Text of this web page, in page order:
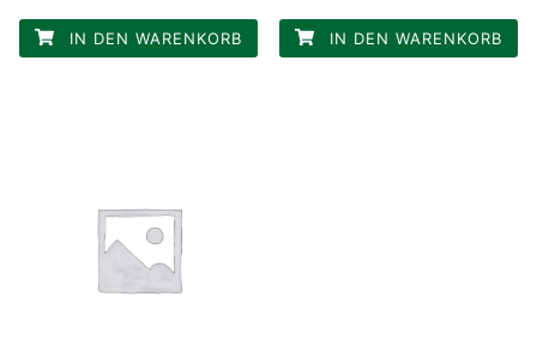
IN DEN WARENKORB IN DEN WARENKORB